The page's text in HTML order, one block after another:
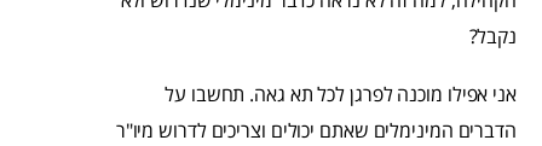
נקבל?
אני אפילו מוכנה לפרגן לכל תא גאה. תחשבו על
הדברים המינימלים שאתם יכולים וצריכים לדרוש מיו"ר